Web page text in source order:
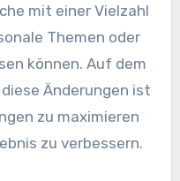
mit einer Vielzahl
Themen oder
können. Auf dem
Änderungen ist
zu maximieren
zu verbessern.